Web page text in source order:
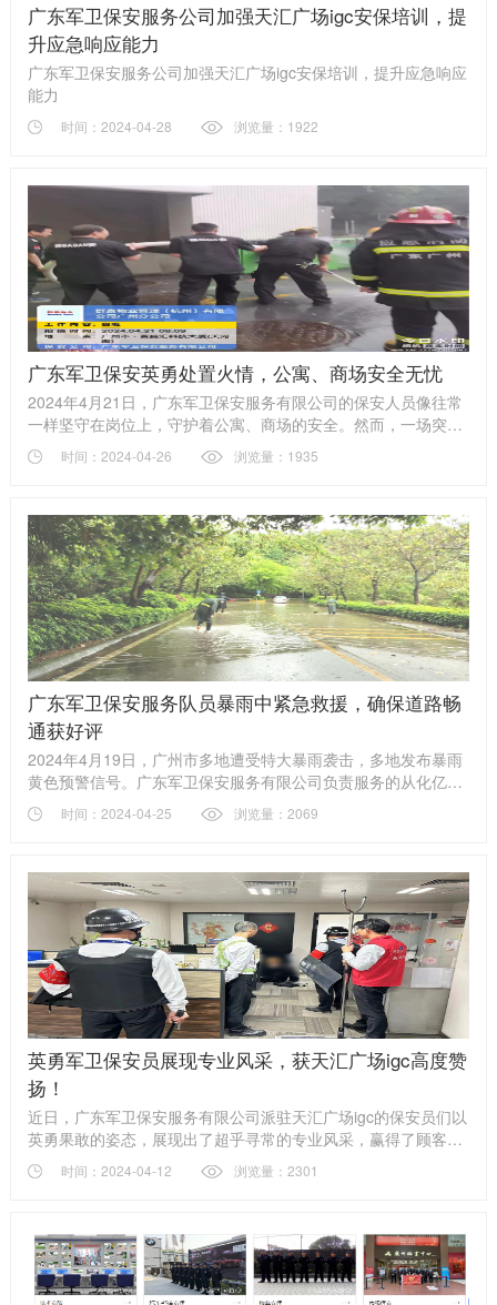
广东军卫保安服务公司加强天汇广场igc安保培训，提
升应急响应能力
广东军卫保安服务公司加强天汇广场igc安保培训，提升应急响应
能力
时间：2024-04-28 浏览量：1922
广东军卫保安英勇处置火情，公寓、商场安全无忧
2024年4月21日，广东军卫保安服务有限公司的保安人员像往常
一样坚守在岗位上，守护着公寓、商场的安全。然而，一场突如
其来的火情打破了这份宁静。
时间：2024-04-26 浏览量：1935
广东军卫保安服务队员暴雨中紧急救援，确保道路畅
通获好评
2024年4月19日，广州市多地遭受特大暴雨袭击，多地发布暴雨
黄色预警信号。广东军卫保安服务有限公司负责服务的从化亿泉
度假酒店项目区域，受暴雨影响尤为严重。在暴雨如注的恶劣天
气中，公司内部道路积水严重，部分车辆因涉水而抛锚在低洼
时间：2024-04-25 浏览量：2069
英勇军卫保安员展现专业风采，获天汇广场igc高度赞
扬！
近日，广东军卫保安服务有限公司派驻天汇广场igc的保安员们以
英勇果敢的姿态，展现出了超乎寻常的专业风采，赢得了顾客和
管理方的一致好评和高度赞扬。
时间：2024-04-12 浏览量：2301